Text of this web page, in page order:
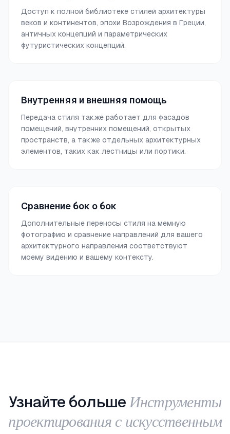
Доступ к полной библиотеке стилей архитектуры
веков и континентов, эпохи Возрождения в Греции,
античных концепций и параметрических
футуристических концепций.
Внутренняя и внешняя помощь
Передача стиля также работает для фасадов
помещений, внутренних помещений, открытых
пространств, а также отдельных архитектурных
элементов, таких как лестницы или портики.
Сравнение бок о бок
Дополнительные переносы стиля на мемную
фотографию и сравнение направлений для вашего
архитектурного направления соответствуют
моему видению и вашему контексту.
Узнайте больше Инструменты
проектирования с искусственным